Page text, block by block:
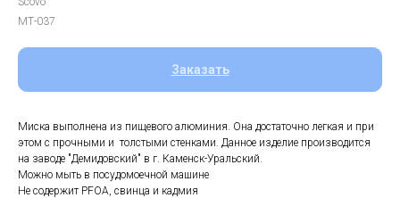
МТ-037
Заказать
Миска выполнена из пищевого алюминия. Она достаточно легкая и при
этом с прочными и толстыми стенками. Данное изделие производится
на заводе "Демидовский" в г. Каменск-Уральский.
Можно мыть в посудомоечной машине
Не содержит PFOA, свинца и кадмия